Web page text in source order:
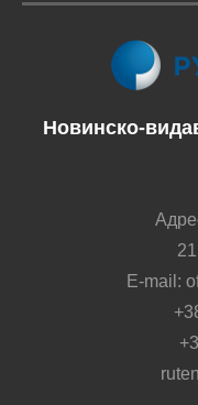
Новинско-
E-mail: